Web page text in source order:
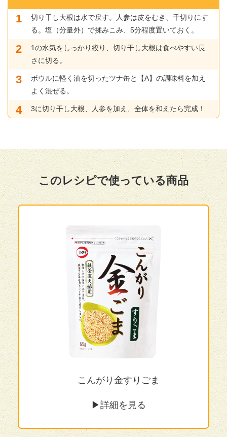
切り干し大根は水で戻す。人参は皮をむき、千切りにす
る。塩（分量外）で揉みこみ、5分程度置いておく。
1の水気をしっかり絞り、切り干し大根は食べやすい長
さに切る。
ボウルに軽く油を切ったツナ缶と【A】の調味料を加え
よく混ぜる。
3に切り干し大根、人参を加え、全体を和えたら完成！
このレシピで使っている商品
こんがり金すりごま
▶︎詳細を見る